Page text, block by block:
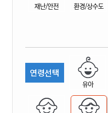
재난/안전 환경/상수도
연령선택
유아